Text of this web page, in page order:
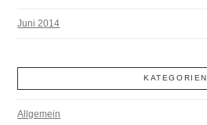
Juni 2014
KATEGORIEN
Allgemein